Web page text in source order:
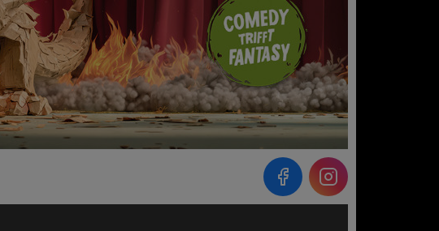
Instagram